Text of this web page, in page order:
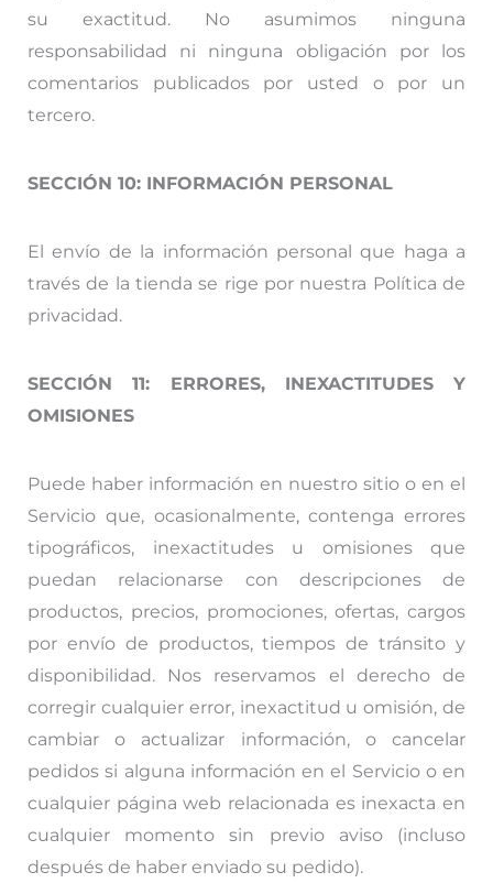
su exactitud. No asumimos ninguna
responsabilidad ni ninguna obligación por los
comentarios publicados por usted o por un
tercero.
SECCIÓN 10: INFORMACIÓN PERSONAL
El envío de la información personal que haga a
través de la tienda se rige por nuestra Política de
privacidad.
SECCIÓN 11: ERRORES, INEXACTITUDES Y
OMISIONES
Puede haber información en nuestro sitio o en el
Servicio que, ocasionalmente, contenga errores
tipográficos, inexactitudes u omisiones que
puedan relacionarse con descripciones de
productos, precios, promociones, ofertas, cargos
por envío de productos, tiempos de tránsito y
disponibilidad. Nos reservamos el derecho de
corregir cualquier error, inexactitud u omisión, de
cambiar o actualizar información, o cancelar
pedidos si alguna información en el Servicio o en
cualquier página web relacionada es inexacta en
cualquier momento sin previo aviso (incluso
después de haber enviado su pedido).